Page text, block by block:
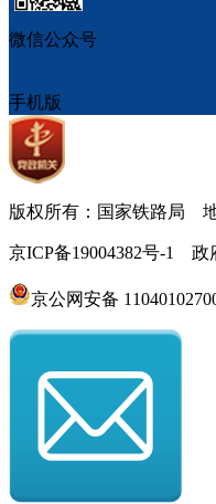
微信公众号
手机版
版权所有：国家铁路局
京ICP备19004382号-1 政
京公网安备